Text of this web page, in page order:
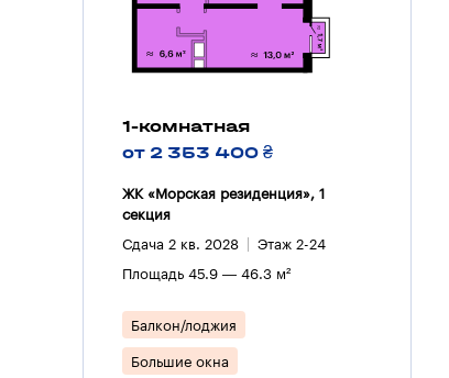
1-комнатная
от 2 353 400 ₴
ЖК «Морская резиденция», 1
секция
Сдача 2 кв. 2028 Этаж 2-24
Площадь 45.9 — 46.3 м²
Балкон/лоджия
Большие окна